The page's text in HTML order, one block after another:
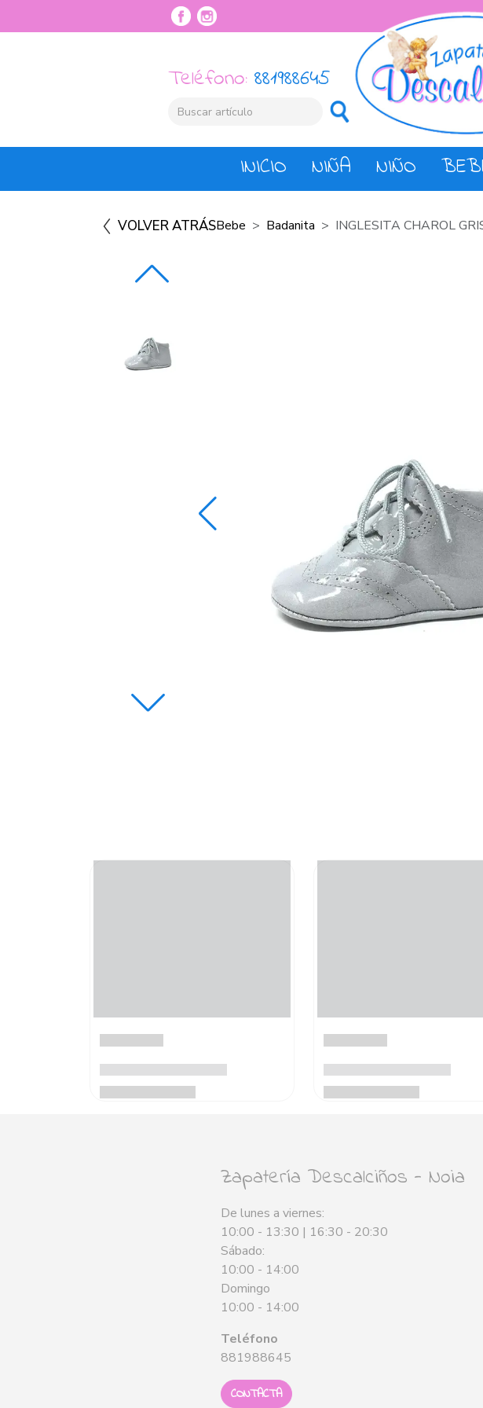
Teléfono: 881988645
INICIO NIÑA NIÑO
VOLVER ATRÁSBebe Badanita INGLESITA CHAROL
Zapatería Descalciños - Noia
De lunes a viernes:
10:00 - 13:30 | 16:30 - 20:30
Sábado:
10:00 - 14:00
Domingo
10:00 - 14:00
Teléfono
881988645
CONTACTA